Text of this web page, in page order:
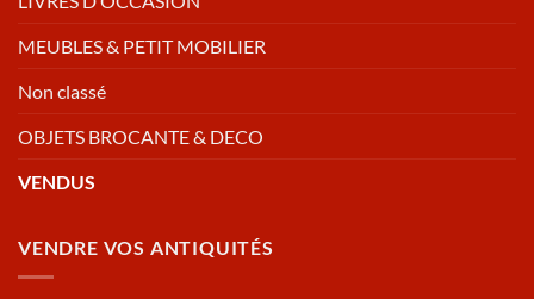
MEUBLES & PETIT MOBILIER
Non classé
OBJETS BROCANTE & DECO
VENDUS
VENDRE VOS ANTIQUITÉS